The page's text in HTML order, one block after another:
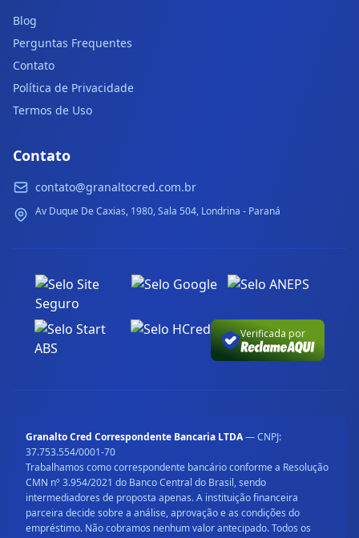
Blog
Perguntas Frequentes
Contato
Política de Privacidade
Termos de Uso
Contato
contato@granaltocred.com.br
Av Duque De Caxias, 1980, Sala 504, Londrina - Paraná
Verificada por
Granalto Cred Correspondente Bancaria LTDA— CNPJ:
37.753.554/0001-70
Trabalhamos como correspondente bancário conforme a Resolução
CMN nº 3.954/2021 do Banco Central do Brasil, sendo
intermediadores de proposta apenas. A instituição financeira
parceira decide sobre a análise, aprovação e as condições do
empréstimo. Não cobramos nenhum valor antecipado. Todos os